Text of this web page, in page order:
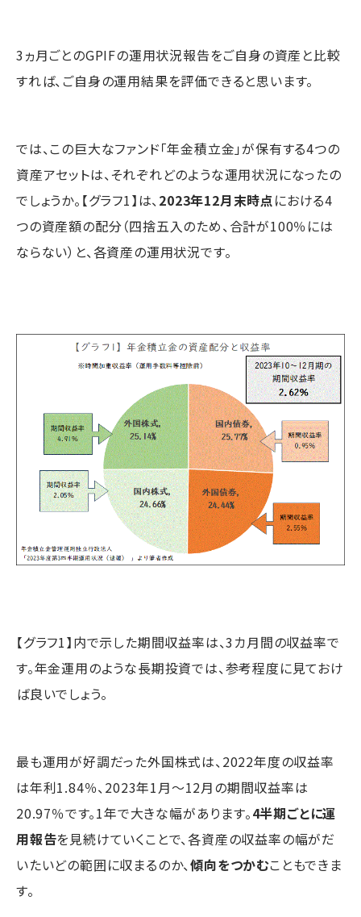
3ヵ月ごとのGPIFの運用状況報告をご自身の資産と比較
すれば、ご自身の運用結果を評価できると思います。
では、この巨大なファンド「年金積立金」が保有する4つの
資産アセットは、それぞれどのような運用状況になったの
でしょうか。【グラフ1】は、 2023年12月末時点 における4
つの資産額の配分（四捨五入のため、合計が100％には
ならない）と、各資産の運用状況です。
【グラフ1】内で示した期間収益率は、3カ月間の収益率で
す。年金運用のような長期投資では、参考程度に見ておけ
ば良いでしょう。
最も運用が好調だった外国株式は、2022年度の収益率
は年利1.84％、2023年1月～12月の期間収益率は
20.97％です。1年で大きな幅があります。4半期ごとに運
用報告を見続けていくことで、各資産の収益率の幅がだ
いたいどの範囲に収まるのか、傾向をつかむこともできま
す。